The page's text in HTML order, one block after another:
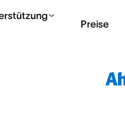
Preise